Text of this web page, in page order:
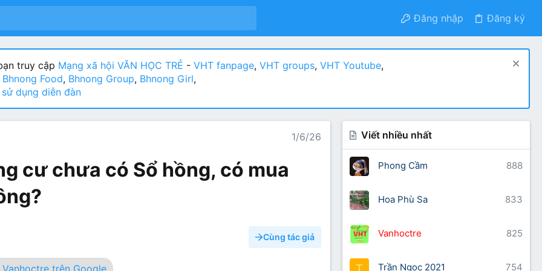
Đăng nhập Đăng ký
truy cập Mạng xã hội VĂN HỌC TRẺ - VHT fanpage, VHT groups, VHT Youtube,
Bhnong Food, Bhnong Group, Bhnong Girl,
sử dụng diễn đàn
1/6/26
cư chưa có Sổ hồng, có mua
Cùng tác giả
Viết nhiều nhất
888
Phong Cầm
833
Hoa Phù Sa
825
Vanhoctre
T 754
Trần Ngọc 2021